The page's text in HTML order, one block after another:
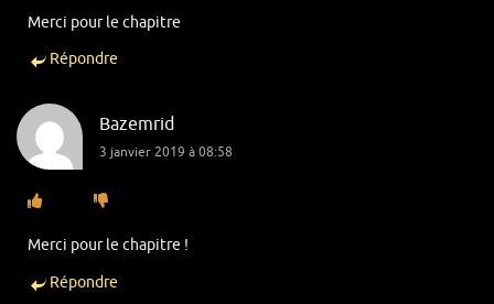
Merci pour le chapitre
Répondre
Bazemrid
3 janvier 2019 à 08:58
Merci pour le chapitre !
Répondre